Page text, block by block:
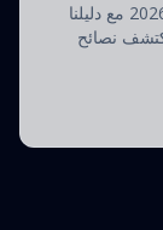
استعد لامتحان رخصة السياقة للدراجات النارية 2026 مع دليلنا
نصائح